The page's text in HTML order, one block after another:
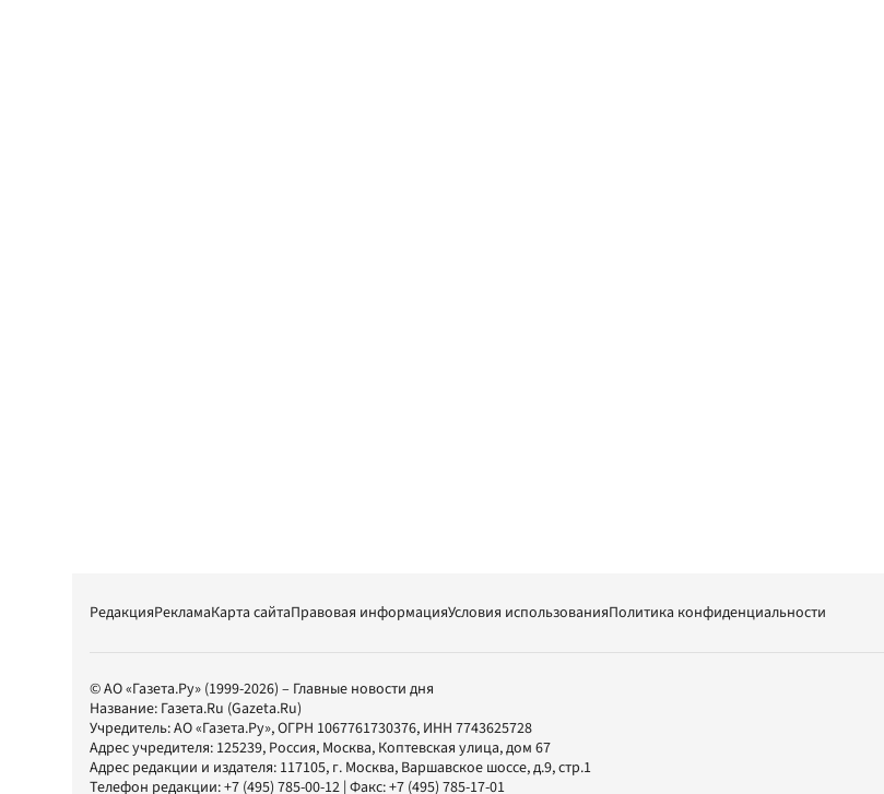
РедакцияРекламаКарта сайтаПравовая информацияУсловия использованияПолитика конфиденциальности
© АО «Газета.Ру» (1999-2026) – Главные новости дня
Название: Газета.Ru (Gazeta.Ru)
Учредитель:АО «Газета.Ру», ОГРН 1067761730376, ИНН 7743625728
Адрес учредителя: 125239, Россия, Москва, Коптевская улица, дом 67
Адрес редакции и издателя: 117105, г. Москва, Варшавское шоссе, д.9, стр.1
Телефон редакции:+7 (495) 785-00-12 | Факс:+7 (495) 785-17-01